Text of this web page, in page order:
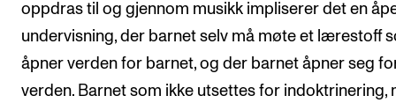
oppdras til og gjennom musikk impliserer det en
undervisning, der barnet selv må møte et lærestoff
åpner verden for barnet, og der barnet åpner seg
verden. Barnet som ikke utsettes for indoktrinering,